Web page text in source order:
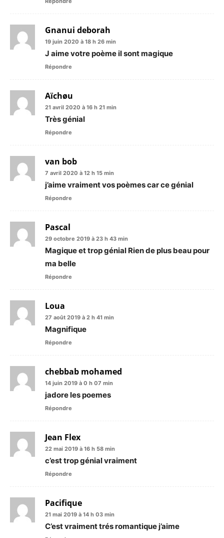
Gnanui deborah
19 juin 2020 à 18 h 26 min
J aime votre poème il sont magique
Répondre
Aïchøu
21 avril 2020 à 16 h 21 min
Très génial
Répondre
van bob
7 avril 2020 à 12 h 15 min
j’aime vraiment vos poèmes car ce génial
Répondre
Pascal
29 octobre 2019 à 23 h 43 min
Magique et trop génial Rien de plus beau pour
ma belle
Répondre
Loua
27 août 2019 à 2 h 41 min
Magnifique
Répondre
chebbab mohamed
14 juin 2019 à 0 h 07 min
jadore les poemes
Répondre
Jean Flex
22 mai 2019 à 16 h 58 min
c’est trop génial vraiment
Répondre
Pacifique
21 mai 2019 à 14 h 03 min
C’est vraiment trés romantique j’aime